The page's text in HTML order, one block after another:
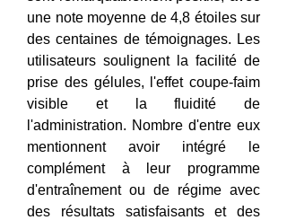
une note moyenne de 4,8 étoiles sur
des centaines de témoignages. Les
utilisateurs soulignent la facilité de
prise des gélules, l'effet coupe-faim
visible et la fluidité de
l'administration. Nombre d'entre eux
mentionnent avoir intégré le
complément à leur programme
d'entraînement ou de régime avec
des résultats satisfaisants et des